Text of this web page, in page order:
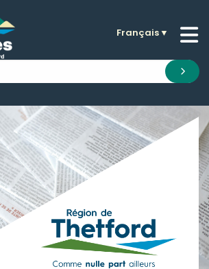
)
)
)
)
)
Français▼